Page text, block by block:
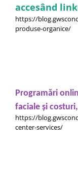
accesând
https://
produse-organice/
Programări
faciale și
https://
center-services/